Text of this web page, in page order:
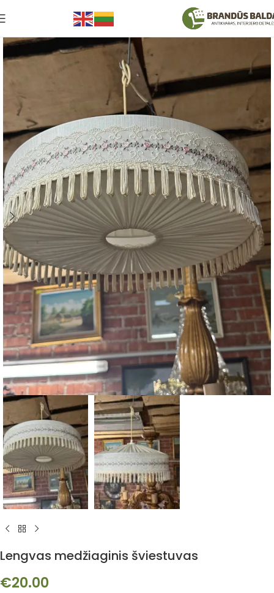
Lengvas medžiaginis šviestuvas
€20.00